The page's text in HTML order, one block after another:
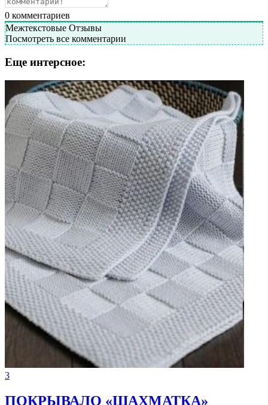
0 комментариев
Межтекстовые Отзывы
Посмотреть все комментарии
Еще интерсное:
3
ПOКРЫВАЛО «ШAXМАТКА»